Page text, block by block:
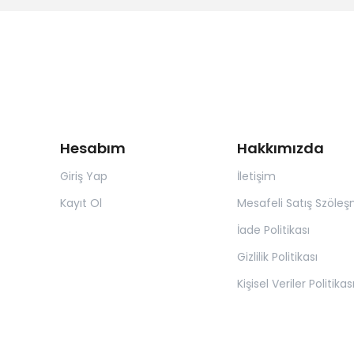
Hesabım
Giriş Yap
Kayıt Ol
Hakkımızda
İletişim
Mesafeli Satış
İade Politikası
Gizlilik Politikası
Kişisel Veriler Politikası